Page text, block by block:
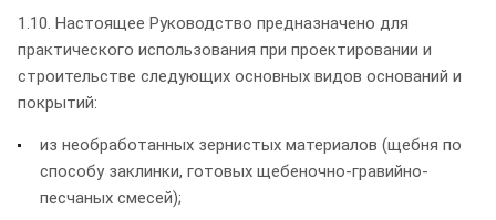
1.10. Настоящее Руководство предназначено для
практического использования при проектировании и
строительстве следующих основных видов оснований и
покрытий:
из необработанных зернистых материалов (щебня по
способу заклинки, готовых щебеночно-гравийно-
песчаных смесей);